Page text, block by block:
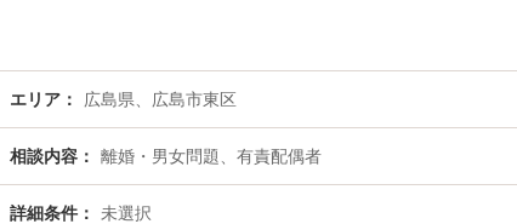
エリア 広島県、広島市東区
相談内容 離婚・男女問題、有責配偶者
詳細条件 未選択